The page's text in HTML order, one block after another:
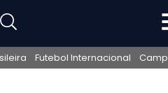
Futebol Internacional